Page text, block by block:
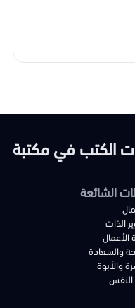
الكتب في مكتبة
الشائعة
الذات
الأعمال
والسعادة
والأبوة
النفس